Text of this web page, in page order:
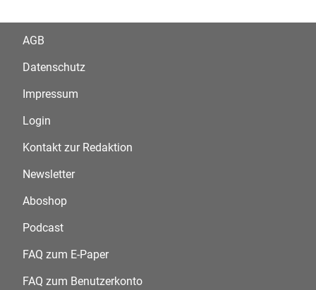
AGB
Datenschutz
Impressum
Login
Kontakt zur Redaktion
Newsletter
Aboshop
Podcast
FAQ zum E-Paper
FAQ zum Benutzerkonto